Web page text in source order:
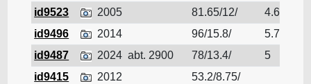
id9523
2005 81.65/12/ 4.6
id9496
2014 96/15.8/ 5.78
id9487
2024 abt. 2900 78/13.4/ 5
id9415
2012 53.2/8.75/